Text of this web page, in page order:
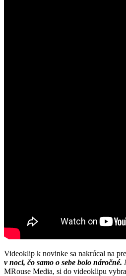
Videoklip k novinke sa nakrúcal na
v noci, čo samo o sebe bolo
MRouse Media, si do videoklipu